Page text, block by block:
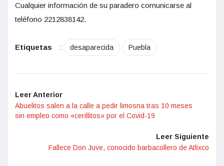
Cualquier información de su paradero comunicarse al
teléfono 2212838142.
Etiquetas : desaparecida Puebla
Leer Anterior
Abuelitos salen a la calle a pedir limosna tras 10 meses
sin empleo como «cerillitos» por el Covid-19
Leer Siguiente
Fallece Don Juve, conocido barbacollero de Atlixco